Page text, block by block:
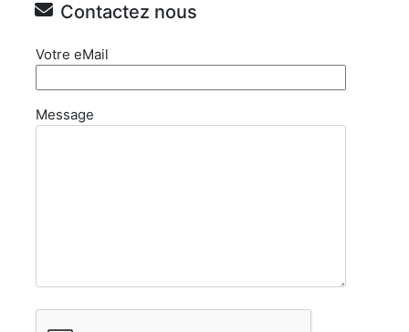
Contactez nous
Votre eMail
Message